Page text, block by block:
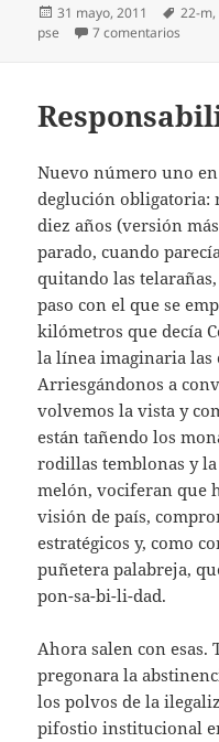
Publicado
el
31 mayo, 2011 22-m,
pse
7 comentarios
Nuevo número uno
deglución obligatoria:
diez años (versión
parado, cuando
quitando las
paso con el que se
kilómetros que decía
la línea imaginaria las
Arriesgándonos a
volvemos la vista y
están tañendo los
rodillas temblonas y
melón, vociferan que
visión de país,
estratégicos y, como
puñetera palabreja,
pon-sa-bi-li-dad.
Ahora salen con esas.
pregonara la
los polvos de la
pifostio institucional